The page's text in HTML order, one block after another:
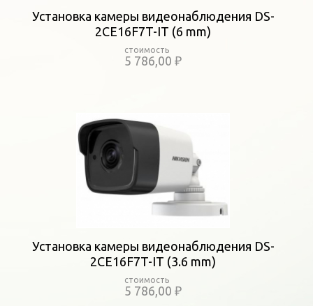
Установка камеры видеонаблюдения DS-
2CE16F7T-IT (6 mm)
5 786,00 ₽
Установка камеры видеонаблюдения DS-
2CE16F7T-IT (3.6 mm)
5 786,00 ₽